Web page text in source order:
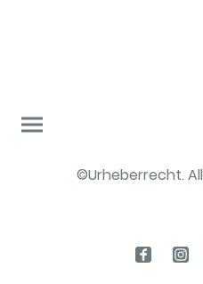
©Urheberrecht.